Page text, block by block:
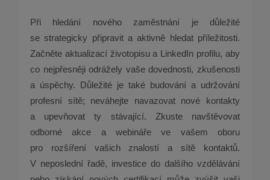
Při hledání nového zaměstnání je důležité
se strategicky připravit a aktivně hledat příležitosti.
Začněte aktualizací životopisu a LinkedIn profilu, aby
co nejpřesněji odrážely vaše dovednosti, zkušenosti
a úspěchy. Důležité je také budování a udržování
profesní sítě; neváhejte navazovat nové kontakty
a upevňovat ty stávající. Zkuste navštěvovat
odborné akce a webináře ve vašem oboru
pro rozšíření vašich znalostí a sítě kontaktů.
V neposlední řadě, investice do dalšího vzdělávání